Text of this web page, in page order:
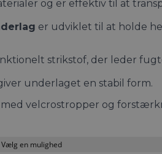
og er effektiv til at
er udviklet til at holde
strikstof, der leder
underlaget en stabil form.
velcrostropper og